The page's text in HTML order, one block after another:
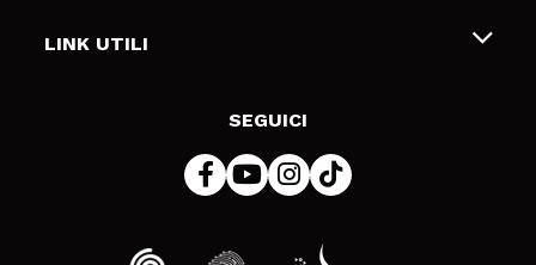
Metodi di pagamamento
Termini e condizioni
LINK UTILI
SEGUICI